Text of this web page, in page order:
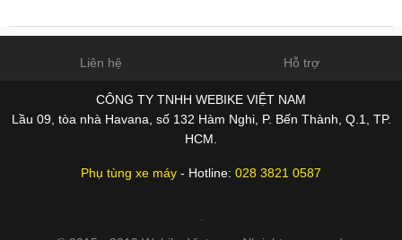
Liên hệ Hỗ trợ
CÔNG TY TNHH WEBIKE VIỆT NAM
Lầu 09, tòa nhà Havana, số 132 Hàm Nghi, P. Bến Thành, Q.1, TP.
HCM.
Phụ tùng xe máy - Hotline: 028 3821 0587